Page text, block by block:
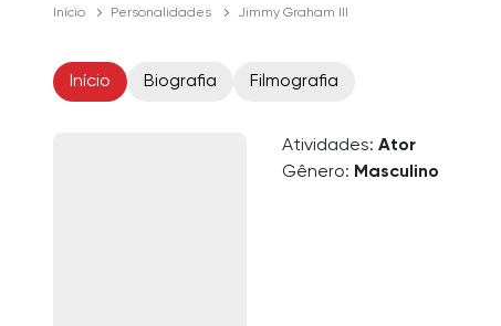
Início Personalidades Jimmy Graham III
Início Biografia Filmografia
Atividades: Ator
Gênero: Masculino